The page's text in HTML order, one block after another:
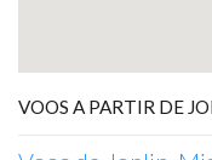
VOOS A PARTIR DE